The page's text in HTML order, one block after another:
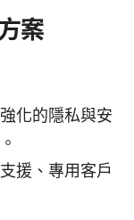
案
化的隱私與安
援、專用客戶